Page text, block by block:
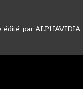
édité par ALPHAVIDIA